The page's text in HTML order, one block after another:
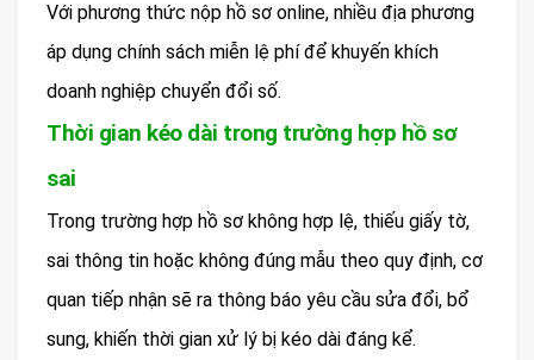
Với phương thức nộp hồ sơ online, nhiều địa phương
áp dụng chính sách miễn lệ phí để khuyến khích
doanh nghiệp chuyển đổi số.
Thời gian kéo dài trong trường hợp hồ sơ
sai
Trong trường hợp hồ sơ không hợp lệ, thiếu giấy tờ,
sai thông tin hoặc không đúng mẫu theo quy định, cơ
quan tiếp nhận sẽ ra thông báo yêu cầu sửa đổi, bổ
sung, khiến thời gian xử lý bị kéo dài đáng kể.